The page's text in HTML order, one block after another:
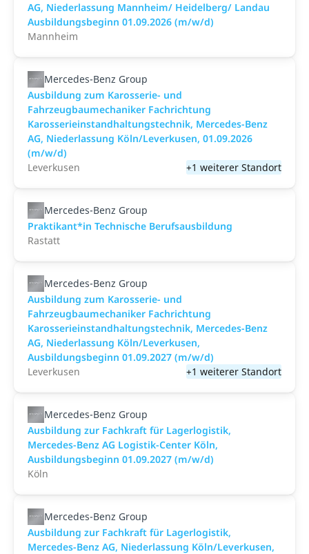
AG, Niederlassung Mannheim/ Heidelberg/ Landau
Ausbildungsbeginn 01.09.2026 (m/w/d)
Mannheim
Mercedes-Benz Group
Ausbildung zum Karosserie- und
Fahrzeugbaumechaniker Fachrichtung
Karosserieinstandhaltungstechnik, Mercedes-Benz
AG, Niederlassung Köln/Leverkusen, 01.09.2026
(m/w/d)
Leverkusen
+1 weiterer Standort
Mercedes-Benz Group
Praktikant*in Technische Berufsausbildung
Rastatt
Mercedes-Benz Group
Ausbildung zum Karosserie- und
Fahrzeugbaumechaniker Fachrichtung
Karosserieinstandhaltungstechnik, Mercedes-Benz
AG, Niederlassung Köln/Leverkusen,
Ausbildungsbeginn 01.09.2027 (m/w/d)
Leverkusen
+1 weiterer Standort
Mercedes-Benz Group
Ausbildung zur Fachkraft für Lagerlogistik,
Mercedes-Benz AG Logistik-Center Köln,
Ausbildungsbeginn 01.09.2027 (m/w/d)
Köln
Mercedes-Benz Group
Ausbildung zur Fachkraft für Lagerlogistik,
Mercedes-Benz AG, Niederlassung Köln/Leverkusen,